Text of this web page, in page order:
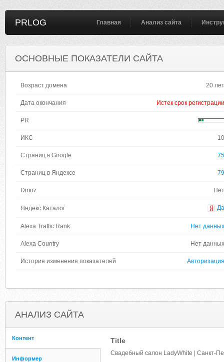
PRLOG Главная Анализ сайта
ОСНОВНЫЕ ПОКАЗАТЕЛИ САЙТА
Возраст домена 20 лет
Дата окончания Истек срок регистрации
PR
ИКС 10
Страниц в Google 75
Страниц в Яндексе 79
Dmoz Нет
Яндекс Каталог Да
Alexa Traffic Rank Нет данных
Alexa Country Нет данных
История изменения показателей Авторизация
АНАЛИЗ САЙТА
Контент
Информер
Title
Свадебный салон LadyWhite | Санкт-